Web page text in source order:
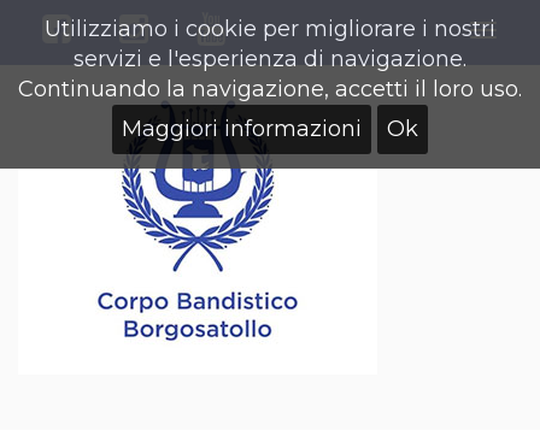
Utilizziamo i cookie per migliorare i nostri
servizi e l'esperienza di navigazione.
Continuando la navigazione, accetti il loro uso.
Maggiori informazioni
Ok